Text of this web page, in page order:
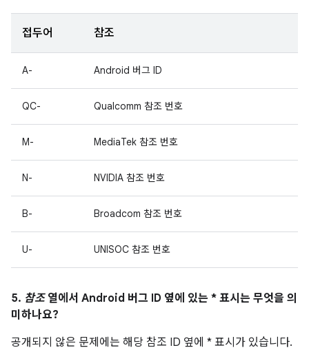
접두어 참조
A- Android 버그 ID
QC- Qualcomm 참조 번호
M- MediaTek 참조 번호
N- NVIDIA 참조 번호
B- Broadcom 참조 번호
U- UNISOC 참조 번호
5. 참조열에서 Android 버그 ID 옆에 있는 * 표시는 무엇을 의
미하나요?
공개되지 않은 문제에는 해당 참조 ID 옆에 * 표시가 있습니다.